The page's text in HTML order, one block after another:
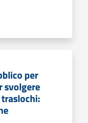
per
svolgere